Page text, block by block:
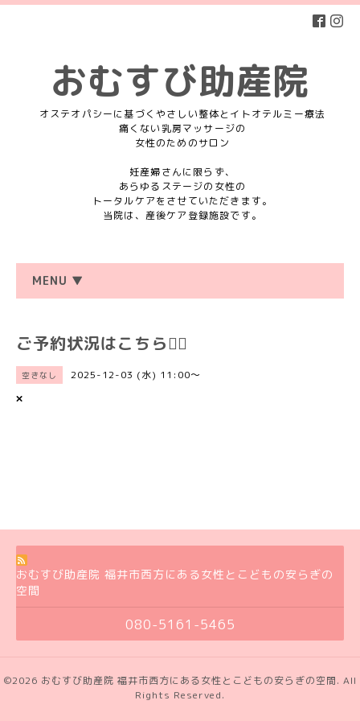
おむすび助産院
オステオパシーに基づくやさしい整体とイトオテルミー療法
痛くない乳房マッサージの
女性のためのサロン
妊産婦さんに限らず、
あらゆるステージの女性の
トータルケアをさせていただきます。
当院は、産後ケア登録施設です。
MENU ▼
ご予約状況はこちら💁‍♀️
空きなし 2025-12-03 (水) 11:00～
×
おむすび助産院 福井市西方にある女性とこどもの安らぎの
空間
080-5161-5465
©2026 おむすび助産院 福井市西方にある女性とこどもの安らぎの空間. All
Rights Reserved.